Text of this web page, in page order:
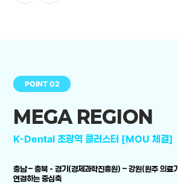
POINT 02
MEGA REGION
K-Dental 초광역 클러스터 [MOU 체결]
충남 – 충북 - 경기(경제과학진흥원) – 강원(원주 의료
연결하는 중심축